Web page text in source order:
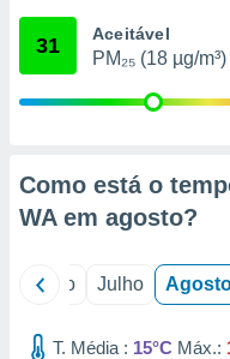
através
31 Aceitável
PM₂₅ (18 µg/m³)
Como está o
WA em agosto?
Junho Julho
T. Média : 15°C Máx.: